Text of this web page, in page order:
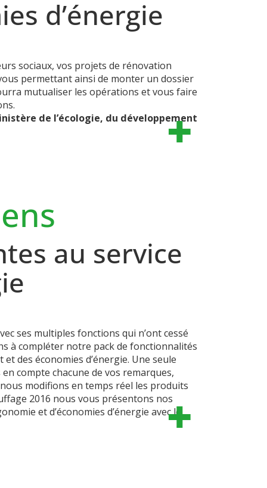
d’énergie
sociaux, vos projets de rénovation
permettant ainsi de monter un dossier
mutualiser les opérations et vous faire
de l’écologie, du développement
au service
ses multiples fonctions qui n’ont cessé
à compléter notre pack de fonctionnalités
des économies d’énergie. Une seule
compte chacune de vos remarques,
modifions en temps réel les produits
2016 nous vous présentons nos
et d’économies d’énergie avec le